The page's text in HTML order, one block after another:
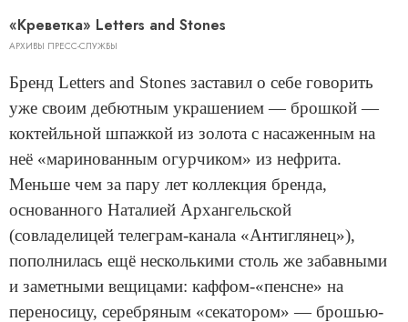
«Креветка» Letters and Stones
АРХИВЫ ПРЕСС-СЛУЖБЫ
Бренд Letters and Stones заставил о себе говорить
уже своим дебютным украшением — брошкой —
коктейльной шпажкой из золота с насаженным на
неё «маринованным огурчиком» из нефрита.
Меньше чем за пару лет коллекция бренда,
основанного Наталией Архангельской
(совладелицей телеграм-канала «Антиглянец»),
пополнилась ещё несколькими столь же забавными
и заметными вещицами: каффом-«пенсне» на
переносицу, серебряным «секатором» — брошью-